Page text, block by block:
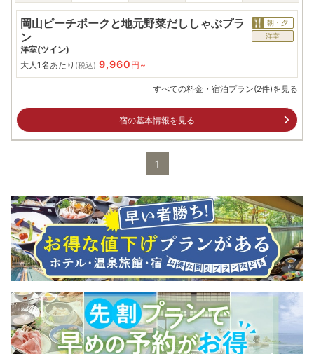
岡山ピーチポークと地元野菜だししゃぶプラ
ン
洋室(ツイン)
朝・夕
洋室
大人1名あたり (税込) 9,960 円~
すべての料金・宿泊プラン(2件)を見る
宿の基本情報を見る
1